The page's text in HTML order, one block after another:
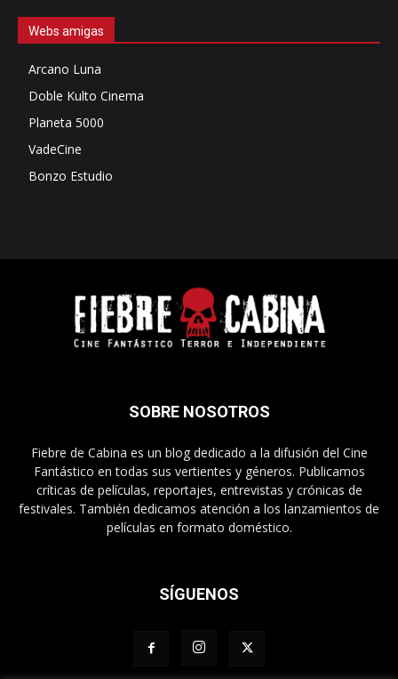
Webs amigas
Arcano Luna
Doble Kulto Cinema
Planeta 5000
VadeCine
Bonzo Estudio
SOBRE NOSOTROS
Fiebre de Cabina es un blog dedicado a la difusión del Cine
Fantástico en todas sus vertientes y géneros. Publicamos
críticas de películas, reportajes, entrevistas y crónicas de
festivales. También dedicamos atención a los lanzamientos de
películas en formato doméstico.
SÍGUENOS